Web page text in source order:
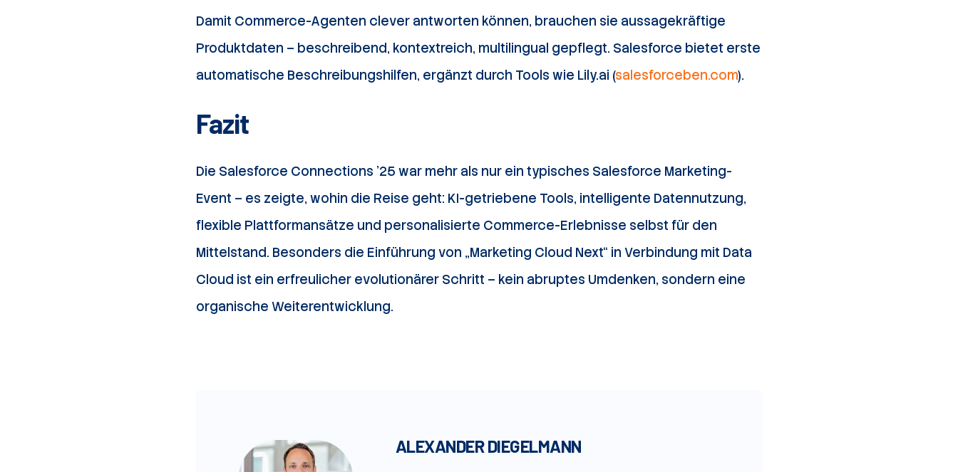
Damit Commerce-Agenten clever antworten können, brauchen sie aussagekräftige
Produktdaten – beschreibend, kontextreich, multilingual gepflegt. Salesforce bietet erste
automatische Beschreibungshilfen, ergänzt durch Tools wie Lily.ai (salesforceben.com).
Fazit
Die Salesforce Connections ’25 war mehr als nur ein typisches Salesforce Marketing-
Event – es zeigte, wohin die Reise geht: KI-getriebene Tools, intelligente Datennutzung,
flexible Plattformansätze und personalisierte Commerce-Erlebnisse selbst für den
Mittelstand. Besonders die Einführung von „Marketing Cloud Next“ in Verbindung mit Data
Cloud ist ein erfreulicher evolutionärer Schritt – kein abruptes Umdenken, sondern eine
organische Weiterentwicklung.
ALEXANDER DIEGELMANN